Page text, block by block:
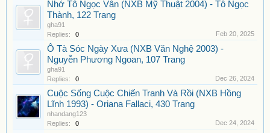
Nhớ Tô Ngọc Vân (NXB Mỹ Thuật 2004) - Tô Ngọc
Thành, 122 Trang
gha91
Replies:
0 Feb 20, 2025
Ô Tà Sóc Ngày Xưa (NXB Văn Nghệ 2003) -
Nguyễn Phương Ngoan, 107 Trang
gha91
Replies:
0 Dec 26, 2024
Cuộc Sống Cuộc Chiến Tranh Và Rồi (NXB Hồng
Lĩnh 1993) - Oriana Fallaci, 430 Trang
nhandang123
Replies:
0 Dec 24, 2024